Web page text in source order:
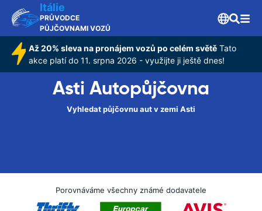
Itálie
PRŮVODCE
PŮJČOVNAMI VOZŮ
Až 20% sleva na pronájem vozů po celém světě Tato
akce platí do 11. srpna 2026 - využijte ji ještě dnes!
Asti Autopůjčovna
Vyhledat půjčovnu aut v zemi Asti
Porovnáváme všechny známé dodavatele